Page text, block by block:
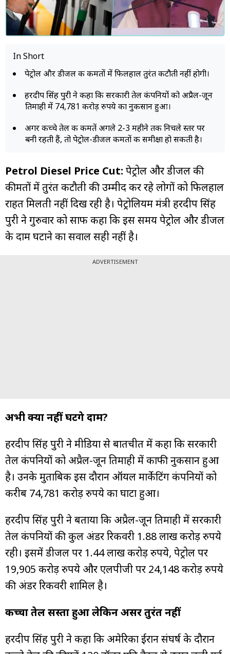
In Short
पेट्रोल और डीजल की कीमतों में फिलहाल तुरंत कटौती नहीं होगी।
हरदीप सिंह पुरी ने कहा कि सरकारी तेल कंपनियों को अप्रैल-जून
तिमाही में 74,781 करोड़ रुपये का नुकसान हुआ।
अगर कच्चे तेल की कीमतें अगले 2-3 महीने तक निचले स्तर पर
बनी रहती हैं, तो पेट्रोल-डीजल कीमतों की समीक्षा हो सकती है।
Petrol Diesel Price Cut: पेट्रोल और डीजल की
कीमतों में तुरंत कटौती की उम्मीद कर रहे लोगों को फिलहाल
राहत मिलती नहीं दिख रही है। पेट्रोलियम मंत्री हरदीप सिंह
पुरी ने गुरुवार को साफ कहा कि इस समय पेट्रोल और डीजल
के दाम घटाने का सवाल सही नहीं है।
ADVERTISEMENT
अभी क्यों नहीं घटेंगे दाम?
हरदीप सिंह पुरी ने मीडिया से बातचीत में कहा कि सरकारी
तेल कंपनियों को अप्रैल-जून तिमाही में काफी नुकसान हुआ
है। उनके मुताबिक इस दौरान ऑयल मार्केटिंग कंपनियों को
करीब 74,781 करोड़ रुपये का घाटा हुआ।
हरदीप सिंह पुरी ने बताया कि अप्रैल-जून तिमाही में सरकारी
तेल कंपनियों की कुल अंडर रिकवरी 1.88 लाख करोड़ रुपये
रही। इसमें डीजल पर 1.44 लाख करोड़ रुपये, पेट्रोल पर
19,905 करोड़ रुपये और एलपीजी पर 24,148 करोड़ रुपये
की अंडर रिकवरी शामिल है।
कच्चा तेल सस्ता हुआ लेकिन असर तुरंत नहीं
हरदीप सिंह पुरी ने कहा कि अमेरिका ईरान संघर्ष के दौरान